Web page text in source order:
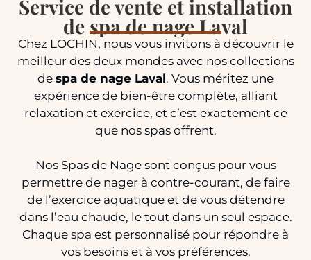
Service de vente et installation
de spa de nage Laval
Chez LOCHIN, nous vous invitons à découvrir le
meilleur des deux mondes avec nos collections
de spa de nage Laval. Vous méritez une
expérience de bien-être complète, alliant
relaxation et exercice, et c’est exactement ce
que nos spas offrent.
Nos Spas de Nage sont conçus pour vous
permettre de nager à contre-courant, de faire
de l’exercice aquatique et de vous détendre
dans l’eau chaude, le tout dans un seul espace.
Chaque spa est personnalisé pour répondre à
vos besoins et à vos préférences.